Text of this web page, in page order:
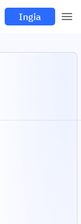
Ingia